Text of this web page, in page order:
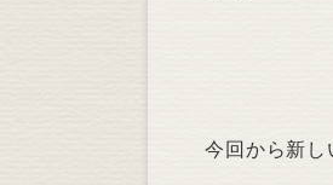
今回から新し